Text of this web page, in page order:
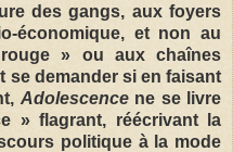
des gangs, aux foyers
économique, et non au
» ou aux chaînes
se demander si en faisant
Adolescencene se livre
» flagrant, réécrivant la
politique à la mode